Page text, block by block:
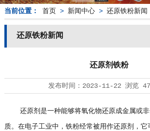
当前位置： 首页 > 新闻中心> 还原铁粉新闻
还原铁粉新闻
还原剂铁粉
发布时间： 2023-11-22浏览
还原剂是一种能够将氧化物还原成金属或非
质。在电子工业中，铁粉经常被用作还原剂，